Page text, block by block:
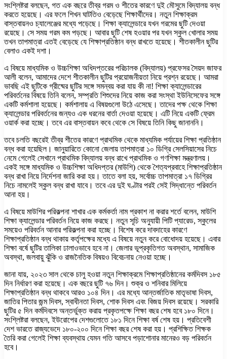
সংশ্লিষ্টরা বলছেন, গত এক বছরে তীব্র গরম ও শীতের কারণে দুই মৌসুমে বিদ্যালয় বন্ধ
করতে হয়েছে। এর ফলে শিখন ঘাটতিও বেড়েছে শিক্ষার্থীদের। নতুন শিক্ষাক্রম
বাস্তবায়নও চ্যালেঞ্জের মধ্যে পড়েছে। শিক্ষা ক্যালেন্ডারে যখন গরমের ছুটি দেওয়া
রয়েছে। সে সময় গরম কম পড়ছে। আবার ছুটি শেষ হওয়ার পর যখন স্কুল খোলার সময়
তখন তাপমাত্রা এতই বেড়েছে যে শিক্ষাপ্রতিষ্ঠান বন্ধ রাখতে হয়েছে। শীতকালীন ছুটির
বেলাও একই দশা।
এ বিষয়ে মাধ্যমিক ও উচ্চশিক্ষা অধিদপ্তরের পরিচালক (বিদ্যালয়) প্রফেসর সৈয়দ জাফর
আলী বলেন, আমাদের দেশে শীতকালীন ছুটির প্রয়োজনীয়তা নিয়ে প্রশ্ন রয়েছে। আমরা
ভাবছি এই ছুটিকে গ্রীষ্মের ছুটির সঙ্গে সমন্বয় করা যায় কী না! শিক্ষা ক্যালেন্ডারের
পরিবর্তনের বিষয়ে তিনি বলেন, সম্প্রতি শিশুদের নিয়ে কাজ করা সংস্থা ইউনিসেফের সঙ্গে
একটি কর্মশালা হয়েছে। কর্মশালায় এ বিষয়গুলো উঠে এসেছে। তাদের পক্ষ থেকে শিক্ষা
ক্যালেন্ডার পরিবর্তনের জন্যও এক ধরনের বার্তা দেওয়া হয়েছে। এটি নিয়ে একটি ফ্রেম
ওয়ার্ক করা হচ্ছে। তবে এর বাস্তবায়ন কবে থেকে সে বিষয়ে তিনি কিছু জানাননি।
তবে চলতি বছরেই তীব্র শীতের কারণে প্রাথমিক থেকে মাধ্যমিক পর্যায়ের শিক্ষা প্রতিষ্ঠান
বন্ধ করা হয়েছিল। জানুয়ারিতে কোনো জেলায় তাপমাত্রা ১০ ডিগ্রি সেলসিয়াসের নিচে
নেমে গেলেই সেখানে প্রাথমিক বিদ্যালয় বন্ধ রাখে প্রাথমিক ও গণশিক্ষা মন্ত্রণালয়।
একই সঙ্গে মাধ্যমিক ও উচ্চশিক্ষা অধিদপ্তর (মাউশি) থেকে শৈত্যপ্রবাহে শিক্ষাপ্রতিষ্ঠান
বন্ধ রাখা নিয়ে নির্দেশনা জারি করা হয়। তাতে বলা হয়, সর্বোচ্চ তাপমাত্রা ১৭ ডিগ্রির
নিচে নামলেই স্কুল বন্ধ রাখা যাবে। তবে এর দুই ঘণ্টার পরই সেই সিদ্ধান্তে পরিবর্তন
আনা হয়।
এ বিষয়ে মাউশির পরিকল্পনা শাখার এক কর্মকর্তা নাম প্রকাশ না করার শর্তে বলেন, মাউশি
শিক্ষা ক্যালেন্ডার পরিবর্তন নিয়ে কাজ করছে। নতুন সূচি অনুযায়ী পিটি প্যারেড, স্কুলের
সময়েও পরিবর্তন আনার পরিকল্পনা করা হচ্ছে। বিশেষ করে দাবদাহের কারণে
শিক্ষাপ্রতিষ্ঠান বন্ধ থাকায় কর্তৃপক্ষের মধ্যে এ বিষয়ে নতুন করে বোধোদয় হয়েছে। এবার
শিক্ষা বর্ষে ছুটির তালিকা ঢালাওভাবে হবে না। জেলার ভূপ্রকৃতিগত অবস্থান, সামাজিক
অবস্থা, জলবায়ু ঝুঁকি ও রাজনৈতিক বিষয়ও বিবেচনায় নেওয়া হচ্ছে।
জানা যায়, ২০২৩ সাল থেকে চালু হওয়া নতুন শিক্ষাক্রমে শিক্ষাপ্রতিষ্ঠানের কর্মদিবস ১৮৫
দিন নির্ধারণ করা হয়েছে। এক বছরে ছুটি ৭৬ দিন। শুক্র ও শনিবার মিলিয়ে
শিক্ষাপ্রতিষ্ঠান বন্ধ থাকবে আরও ১০৪ দিন। এর মধ্যে আন্তর্জাতিক মাতৃভাষা দিবস,
জাতির পিতার জন্ম দিবস, স্বাধীনতা দিবস, শোক দিবস এবং বিজয় দিবস রয়েছে। সরকারি
ছুটির ৫ দিন কর্মদিবসে অন্তর্ভুক্ত করায় প্রকৃতপক্ষে শিক্ষা বছর শেষ হবে ১৮০ দিনে।
সংশ্লিষ্টরা বলছেন, ইউরোপের দেশগুলোতে ১৮১ দিনে শিক্ষা বর্ষ শেষ হয়। প্রতিবেশী
দেশ ভারতে রাজ্যভেদে ১৮০-২০০ দিনে শিক্ষা বছর শেষ করা হয়। প্রশিক্ষিত শিক্ষক
তৈরি করা গেলেই শিক্ষা ব্যবস্থায় যেমন গতি আসবে পড়াশোনার মানেরও বড় পরিবর্তন
হবে।